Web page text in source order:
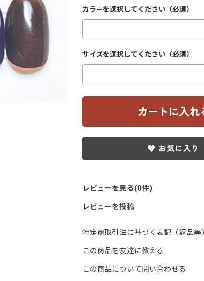
カラーを選択してください（必須）
サイズを選択してください（必須）
お気に入り
レビューを見る(0件)
レビューを投稿
特定商取引法に基づく表記（返品等）
この商品を友達に教える
この商品について問い合わせる